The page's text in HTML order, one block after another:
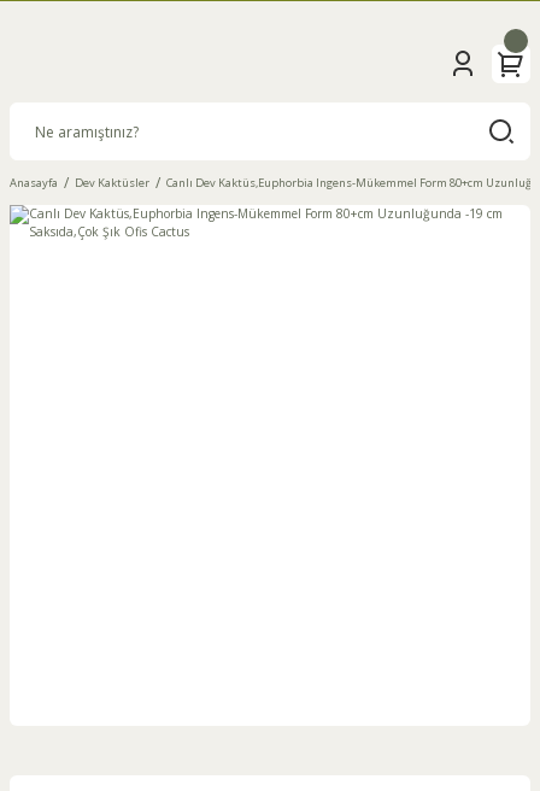
Anasayfa Dev Kaktüsler Canlı Dev Kaktüs,Euphorbia Ingens-Mükemmel Form 80+cm